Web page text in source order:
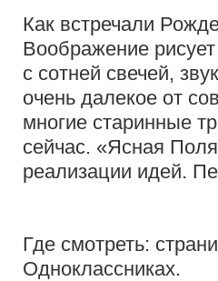
Как встречали
Воображение
с сотней свечей,
очень далекое от
многие старинные
сейчас. «Ясная
реализации идей.
Где смотреть:
Одноклассниках.